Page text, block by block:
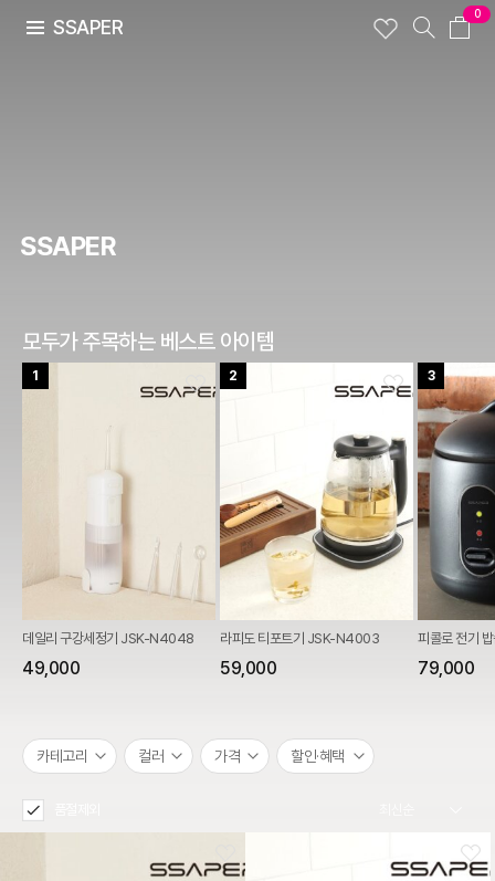
SSAPER
0
SSAPER
모두가 주목하는 베스트 아이템
1
데일리 구강세정기 JSK-N4048
49,000
2
라피도 티포트기 JSK-N4003
59,000
3
피콜로 전기
79,000
카테고리 컬러 가격 할인·혜택